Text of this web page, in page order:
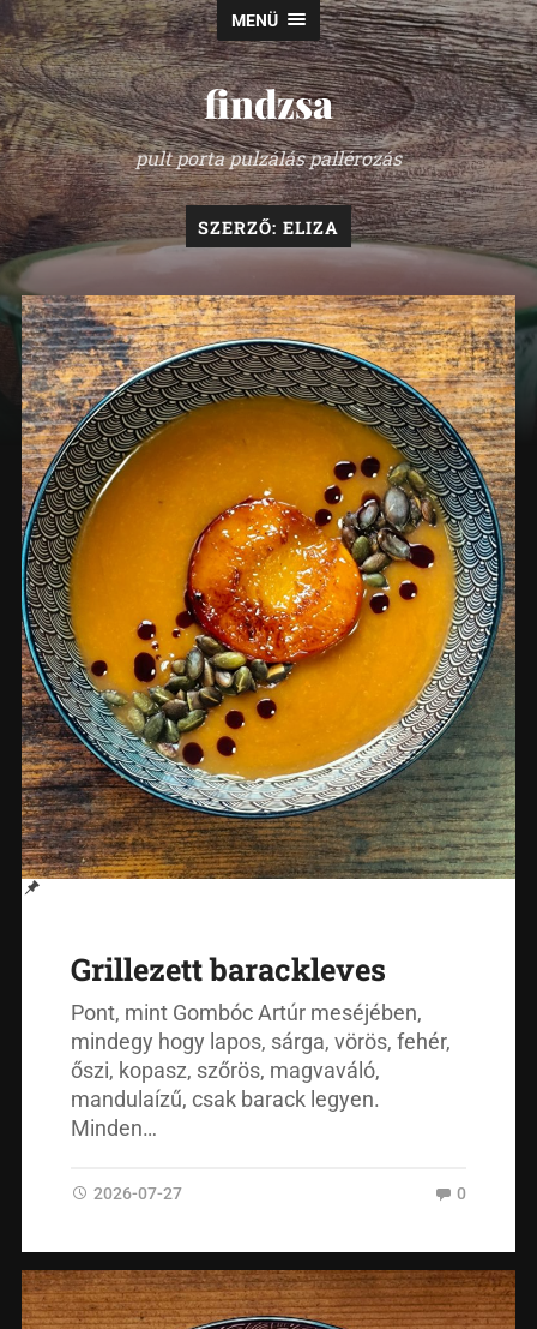
MENÜ
findzsa
pult porta pulzálás pallérozás
SZERZŐ: ELIZA
Grillezett barackleves
Pont, mint Gombóc Artúr meséjében,
mindegy hogy lapos, sárga, vörös, fehér,
őszi, kopasz, szőrös, magvaváló,
mandulaízű, csak barack legyen.
Minden…
2026-07-27 0